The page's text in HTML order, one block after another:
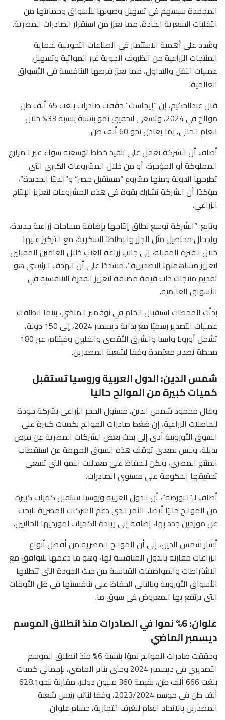
المجمدة سيسهم في تسهيل وصولها للأسواق وحمايتها من
التقلبات السعرية الحادة، مما يعزز من استقرار الصادرات المصرية.
وشدد على أهمية الاستثمار في الصناعات التحويلية لحماية
المنتجات الزراعية من الظروف الجوية غير المواتية وتسهيل
عمليات النقل والتداول، مما يعزز فرصها التنافسية في الأسواق
العالمية.
قال عبدالحكيم، إن “إيجاست” حققت صادرات بلغت 45 ألف طن
موالح في 2024، وتسعى لتحقيق نمو بنسبة بنسبة 33% خلال
العام الحالى، بما يعادل نحو 60 ألف طن.
أضاف أن الشركة تعمل على تنفيذ خطط توسعية سواء عبر المزارع
المملوكة أو المؤجرة، أو من خلال المشروعات الكبرى التي
تطرحها الدولة ومنها مشروع “مستقبل مصر” و”الدلتا الجديدة”،
مؤكدًا أن الشركة تشارك بقوة في هذه المشروعات لتعزيز الإنتاج
الزراعي.
وتابع: “الشركة توسع نطاق إنتاجها بإضافة مساحات زراعية جديدة،
وإدخال محاصيل مثل الجزر والبطاطا السكرية، مع التركيز عليها
خلال الفترة المقبلة، إلى جانب زراعة العنب خلال العامين المقبلين
لتعزيز مساهمتها التصديرية”، مشددًا على أن الهدف الرئيسي هو
تقديم منتجات ذات قيمة مضافة لتعزيز القدرة التنافسية في
الأسواق العالمية.
بدأت المحطات استقبال الخام في نوفمبر الماضي، بينما انطلقت
عمليات التصدير رسميًا مع بداية ديسمبر 2024، إلى 150 دولة،
تشمل أوروبا وآسيا والشرق الأقصى والفلبين وفيتنام، عبر 180
محطة تصدير معتمدة وفقا لشعبة المصدرين.
شمس الدين: الدول العربية وروسيا تستقبل
كميات كبيرة من الموالح حاليًا
وقال محمود شمس الدين، مسئول الحجر الزراعى بشركة جودة
للحاصلات الزراعية، إن ضغط صادرات الموالح بكميات كبيرة على
السوق الأوروبية أدى إلى بحث بعض الشركات المصرية عن فرص
بديلة، وليس بمعنى توقف هذه السوق المهمة عن استقطاب
المنتج المصرى، ولكن للحفاظ على معدلات النمو التى تسعى
تحقيقها الحكومة على مستوى الصادرات.
أضاف لـ”البورصة”، أن الدول العربية وروسيا تستقبل كميات كبيرة
من الموالح حاليًا أيضا.. الأمر الذى دعم الشركات المصرية للبحث
عن موردين جدد بها، إضافة إلى زيادة الكميات لمورديها الحاليين.
أشار شمس الدين، إلى أن الموالح المصرية من أفضل أنواع
الزراعات مقارنة بالدول المنافسة لها، وهو ما دعمها للتوافق مع
الاشتراطات والمواصفات القياسية من حيث الجودة التى تتطلبها
الأسواق الأوروبية وبالتالى الحفاظ على تنافسيتها فى ظل الأوقات
التى يرتفع بها المعروض فى سوق ما.
علوان: 6% نموا في الصادرات منذ انطلاق الموسم
ديسمبر الماضي
وحققت صادرات الموالح نموًا بنسبة 6% منذ انطلاق الموسم
التصديري في ديسمبر 2024 وحتى يناير الماضي، بإجمالى كميات
بلغت 666 ألف طن، بقيمة 360 مليون دولار، مقارنة بنحو628.1
ألف طن في موسم 2023/2024، وفقا لنائب رئيس شعبة
المصدرين بالاتحاد العام للغرف التجارية، حسام علوان.